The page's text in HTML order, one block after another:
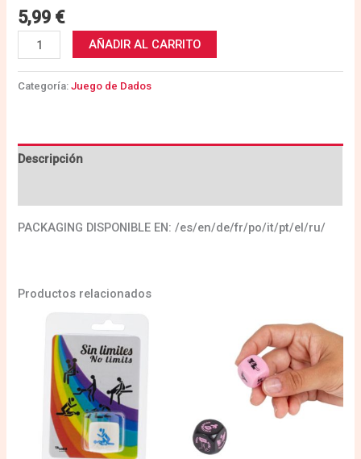
5,99 €
AÑADIR AL CARRITO
Categoría:Juego de Dados
Descripción
PACKAGING DISPONIBLE EN: /es/en/de/fr/po/it/pt/el/ru/
Productos relacionados